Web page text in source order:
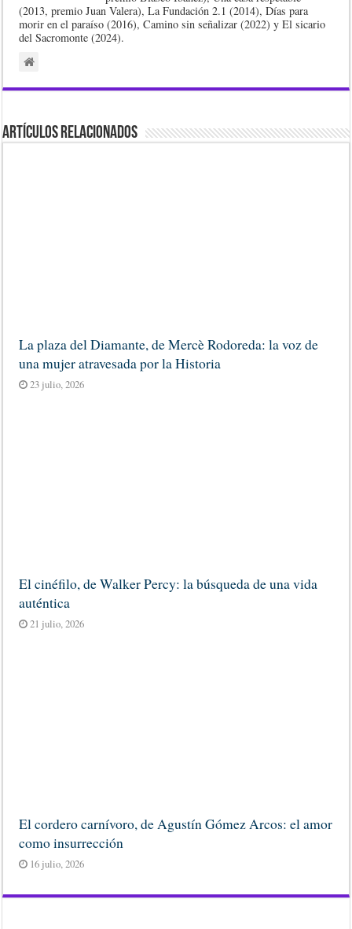
(2013, premio Juan Valera), La Fundación 2.1 (2014), Días para
morir en el paraíso (2016), Camino sin señalizar (2022) y El sicario
del Sacromonte (2024).
Artículos Relacionados
La plaza del Diamante, de Mercè Rodoreda: la voz de
una mujer atravesada por la Historia
23 julio, 2026
El cinéfilo, de Walker Percy: la búsqueda de una vida
auténtica
21 julio, 2026
El cordero carnívoro, de Agustín Gómez Arcos: el amor
como insurrección
16 julio, 2026